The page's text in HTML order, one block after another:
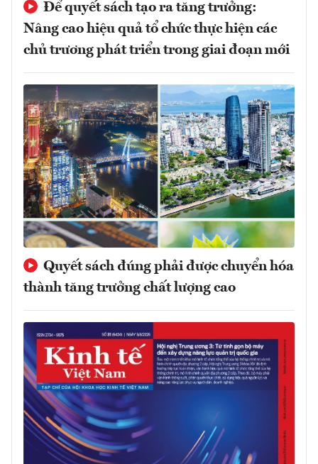
Để quyết sách tạo ra tăng trưởng:
Nâng cao hiệu quả tổ chức thực hiện các
chủ trương phát triển trong giai đoạn mới
Quyết sách đúng phải được chuyển hóa
thành tăng trưởng chất lượng cao